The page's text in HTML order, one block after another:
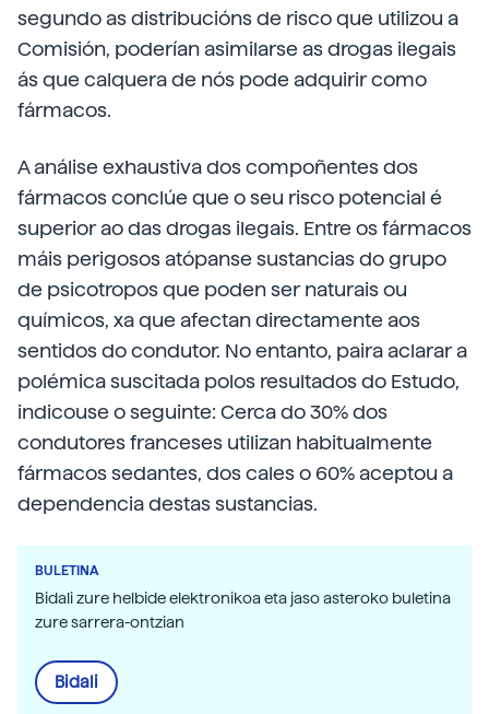
segundo as distribucións de risco que utilizou a
Comisión, poderían asimilarse as drogas ilegais
ás que calquera de nós pode adquirir como
fármacos.
A análise exhaustiva dos compoñentes dos
fármacos conclúe que o seu risco potencial é
superior ao das drogas ilegais. Entre os fármacos
máis perigosos atópanse sustancias do grupo
de psicotropos que poden ser naturais ou
químicos, xa que afectan directamente aos
sentidos do condutor. No entanto, paira aclarar a
polémica suscitada polos resultados do Estudo,
indicouse o seguinte: Cerca do 30% dos
condutores franceses utilizan habitualmente
fármacos sedantes, dos cales o 60% aceptou a
dependencia destas sustancias.
BULETINA
Bidali zure helbide elektronikoa eta jaso asteroko buletina
zure sarrera-ontzian
Bidali